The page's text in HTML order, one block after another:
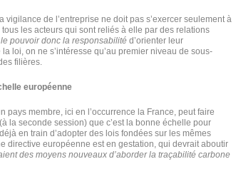
de l’entreprise ne doit pas s’exercer seulement à
les acteurs qui sont reliés à elle par des relations
le pouvoir donc la responsabilité d’orienter leur
loi, on ne s’intéresse qu’au premier niveau de sous-
filières.
européenne
membre, ici en l’occurrence la France, peut faire
la seconde session) que c’est la bonne échelle pour
en train d’adopter des lois fondées sur les mêmes
directive européenne est en gestation, qui devrait aboutir
des moyens nouveaux d’aborder la traçabilité carbone